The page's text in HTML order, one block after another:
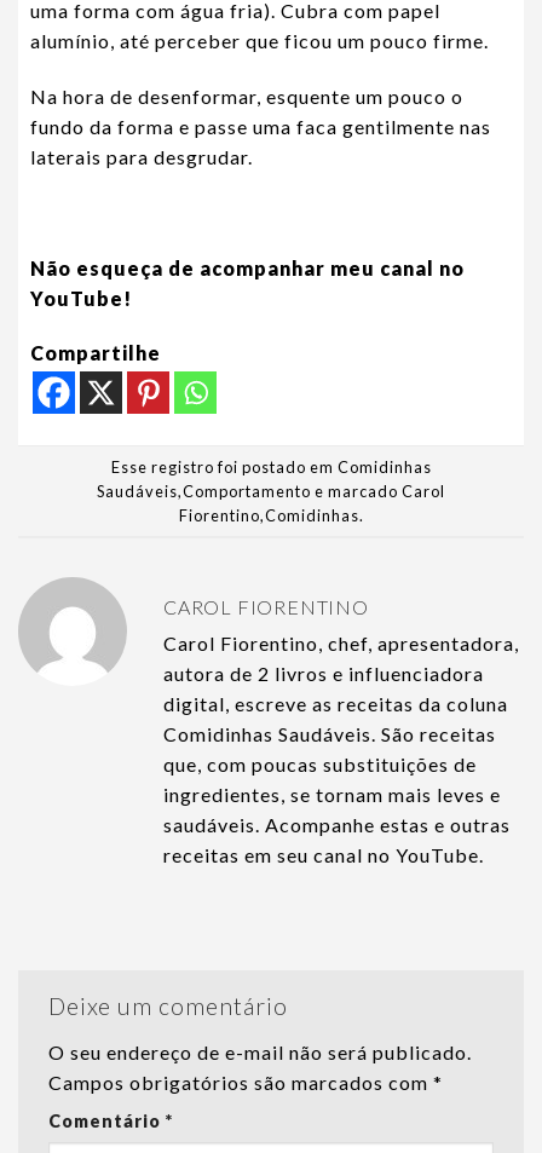
uma forma com água fria). Cubra com papel
alumínio, até perceber que ficou um pouco firme.
Na hora de desenformar, esquente um pouco o
fundo da forma e passe uma faca gentilmente nas
laterais para desgrudar.
Não esqueça de acompanhar meu canal no
YouTube!
Compartilhe
Esse registro foi postado em Comidinhas
Saudáveis,Comportamento e marcado Carol
Fiorentino,Comidinhas.
CAROL FIORENTINO
Carol Fiorentino, chef, apresentadora,
autora de 2 livros e influenciadora
digital, escreve as receitas da coluna
Comidinhas Saudáveis. São receitas
que, com poucas substituições de
ingredientes, se tornam mais leves e
saudáveis. Acompanhe estas e outras
receitas em seu canal no YouTube.
Deixe um comentário
O seu endereço de e-mail não será publicado.
Campos obrigatórios são marcados com *
Comentário *